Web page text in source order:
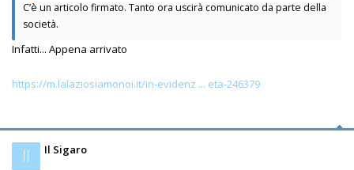
C’è un articolo firmato. Tanto ora uscirà comunicato da parte della
società.
Infatti... Appena arrivato
https://m.lalaziosiamonoi.it/in-evidenz ... eta-246379
Il Il Sigaro